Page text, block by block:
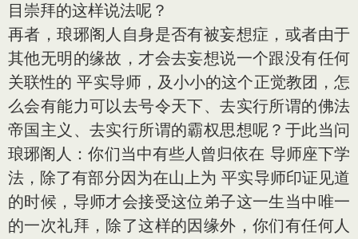
目崇拜的这样说法呢？
再者，琅琊阁人自身是否有被妄想症，或者由于
其他无明的缘故，才会去妄想说一个跟没有任何
关联性的 平实导师，及小小的这个正觉教团，怎
么会有能力可以去号令天下、去实行所谓的佛法
帝国主义、去实行所谓的霸权思想呢？于此当问
琅琊阁人：你们当中有些人曾归依在 导师座下学
法，除了有部分因为在山上为 平实导师印证见道
的时候，导师才会接受这位弟子这一生当中唯一
的一次礼拜，除了这样的因缘外，你们有任何人